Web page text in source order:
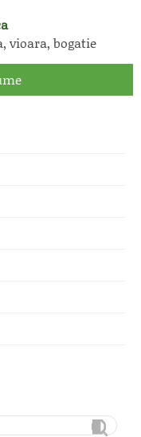
vioara, bogatie